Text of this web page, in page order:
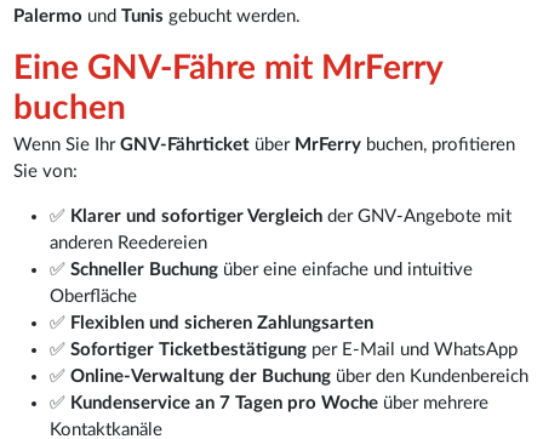
Palermo undTunis gebucht werden.
Eine GNV-Fähre mit MrFerry
buchen
Wenn Sie IhrGNV-Fährticket über MrFerry buchen, profitieren
Sie von:
✅ Klarer und sofortiger Vergleich der GNV-Angebote mit
anderen Reedereien
✅Schneller Buchung über eine einfache und intuitive
Oberfläche
✅ Flexiblen und sicheren Zahlungsarten
✅Sofortiger Ticketbestätigung per E-Mail und WhatsApp
✅Online-Verwaltung der Buchung über den Kundenbereich
✅ Kundenservice an 7 Tagen pro Woche über mehrere
Kontaktkanäle